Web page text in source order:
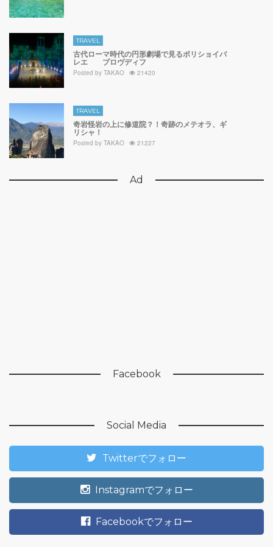
TRAVEL
古代ローマ時代の円形劇場で見るボリショイバ
レエ プロヴディフ
Posted by TAKAO 21420
TRAVEL
奇岩怪岩の上に修道院？！奇跡のメテオラ、ギ
リシャ！
Posted by TAKAO 21227
Ad
Facebook
Social Media
Twitterでフォロー
Instagramでフォロー
Facebookでフォロー